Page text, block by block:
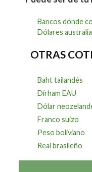
Bancos dónde
Dólares
OTRAS
Baht tailandés
Dírham EAU
Dólar
Franco suizo
Peso boliviano
Real brasileño